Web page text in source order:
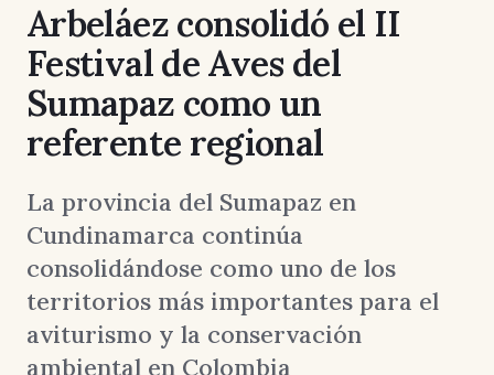
Arbeláez consolidó el II
Festival de Aves del
Sumapaz como un
referente regional
La provincia del Sumapaz en
Cundinamarca continúa
consolidándose como uno de los
territorios más importantes para el
aviturismo y la conservación
ambiental en Colombia